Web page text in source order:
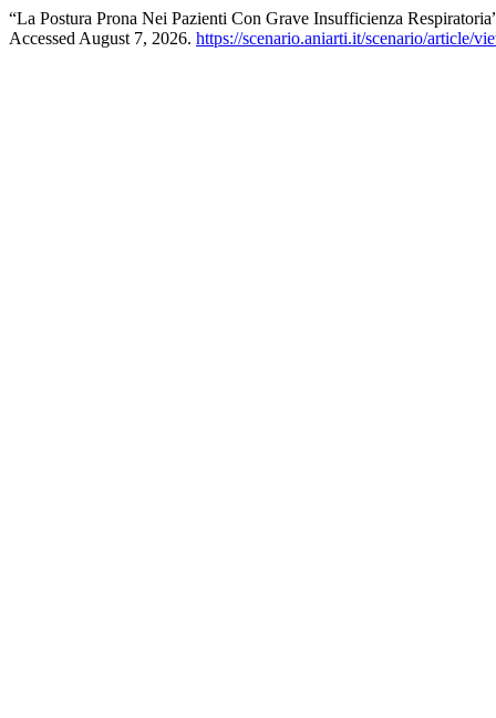
“La Postura Prona Nei Pazienti Con Grave Insufficienza
Accessed August 7, 2026. https://scenario.aniarti.it/scenario/article/